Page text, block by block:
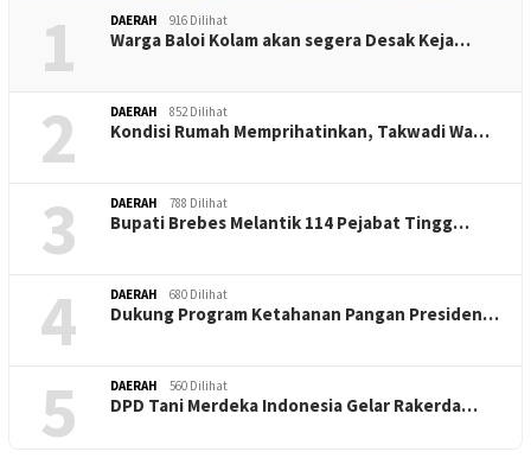
1 DAERAH 916 Dilihat
Warga Baloi Kolam akan segera Desak Keja…
2 DAERAH 852 Dilihat
Kondisi Rumah Memprihatinkan, Takwadi Wa…
3 DAERAH 788 Dilihat
Bupati Brebes Melantik 114 Pejabat Tingg…
4 DAERAH 680 Dilihat
Dukung Program Ketahanan Pangan Presiden…
5 DAERAH 560 Dilihat
DPD Tani Merdeka Indonesia Gelar Rakerda…